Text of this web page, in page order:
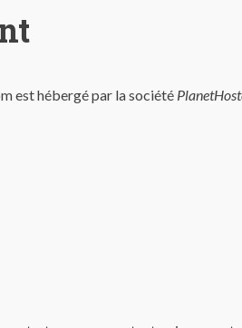
est hébergé par la société